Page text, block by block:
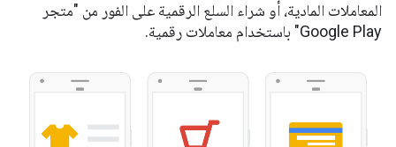
المعاملات المادية، أو شراء السلع الرقمية على الفور من "متجر
Google Play" باستخدام معاملات رقمية.